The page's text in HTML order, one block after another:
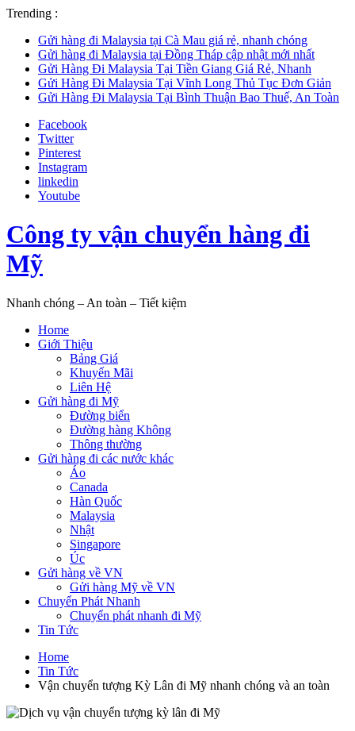
Trending :
Gửi hàng đi Malaysia tại Cà Mau giá rẻ, nhanh chóng
Gửi hàng đi Malaysia tại Đồng Tháp cập nhật mới nhất
Gửi Hàng Đi Malaysia Tại Tiền Giang Giá Rẻ, Nhanh
Gửi Hàng Đi Malaysia Tại Vĩnh Long Thủ Tục Đơn Giản
Gửi Hàng Đi Malaysia Tại Bình Thuận Bao Thuế, An Toàn
Facebook
Twitter
Pinterest
Instagram
linkedin
Youtube
Công ty vận chuyển hàng đi
Mỹ
Nhanh chóng – An toàn – Tiết kiệm
Home
Giới Thiệu
Bảng Giá
Khuyến Mãi
Liên Hệ
Gửi hàng đi Mỹ
Đường biển
Đường hàng Không
Thông thường
Gửi hàng đi các nước khác
Áo
Canada
Hàn Quốc
Malaysia
Nhật
Singapore
Úc
Gửi hàng về VN
Gửi hàng Mỹ về VN
Chuyển Phát Nhanh
Chuyển phát nhanh đi Mỹ
Tin Tức
Home
Tin Tức
Vận chuyển tượng Kỳ Lân đi Mỹ nhanh chóng và an toàn